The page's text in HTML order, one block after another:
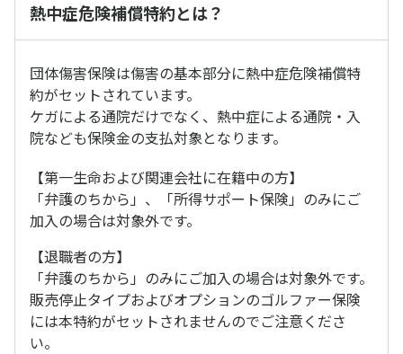
熱中症危険補償特約とは？
団体傷害保険は傷害の基本部分に熱中症危険補償特
約がセットされています。
ケガによる通院だけでなく、熱中症による通院・入
院なども保険金の支払対象となります。
【第一生命および関連会社に在籍中の方】
「弁護のちから」、「所得サポート保険」のみにご
加入の場合は対象外です。
【退職者の方】
「弁護のちから」のみにご加入の場合は対象外です。
販売停止タイプおよびオプションのゴルファー保険
には本特約がセットされませんのでご注意くださ
い。